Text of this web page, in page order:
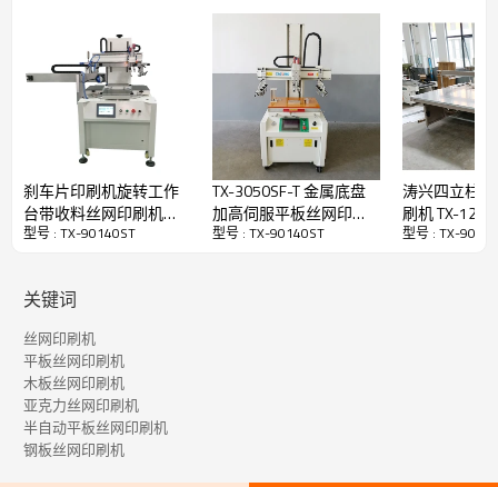
这款 90140ST 防滴漏电动平板丝网印刷机广泛适用
于在大尺寸木板、铝板、钢板、亚克力板、广告贴
主要演出
1. 垂直结构，丝网的垂直升降由变频电机驱动，印刷头的左右移动
由变频电机驱动。
2. 微电脑控制电路采用独立电机驱动印刷和丝网升降。
刹车片印刷机旋转工作
台带收料丝网印刷机高
生产率TX-2030FT
型号 : TX-90140ST
TX-3050SF-T 金属底盘
加高伺服平板丝网印刷
机
型号 : TX-90140ST
涛兴四立柱
刷机 TX-
型号 : TX-
关键词
丝网印刷机
平板丝网印刷机
木板丝网印刷机
亚克力丝网印刷机
半自动平板丝网印刷机
钢板丝网印刷机